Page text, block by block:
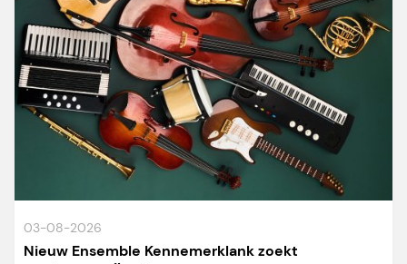
03-08-2026
Nieuw Ensemble Kennemerklank zoekt